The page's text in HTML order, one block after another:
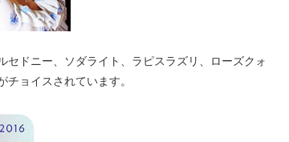
セドニー、ソダライト、ラピスラズリ、ローズクォ
ョイスされています。